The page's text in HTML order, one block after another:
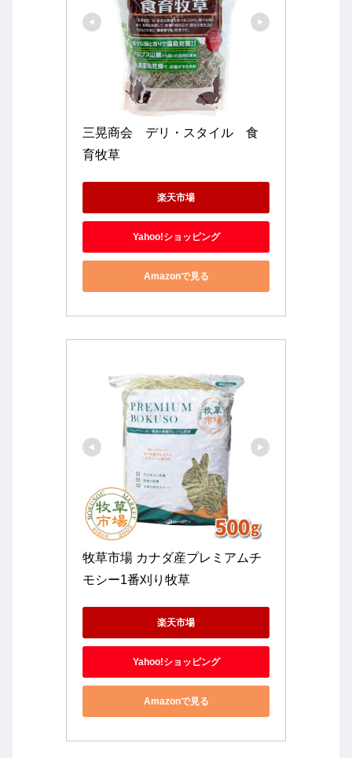
三晃商会　デリ・スタイル　食
育牧草
楽天市場
Yahoo!ショッピング
Amazonで見る
牧草市場 カナダ産プレミアムチ
モシー1番刈り牧草
楽天市場
Yahoo!ショッピング
Amazonで見る